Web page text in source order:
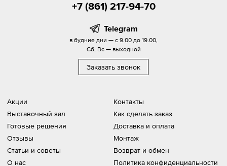
Акции
Выставочный зал
Готовые решения
Отзывы
Статьи и советы
О нас
Контакты
Как сделать заказ
Доставка и оплата
Монтаж
Возврат и обмен
Политика конфиденциальности
+7 (861) 217-94-70
Telegram
в будние дни — с 9.00 до 19.00,
Сб, Вс — выходной
Заказать звонок